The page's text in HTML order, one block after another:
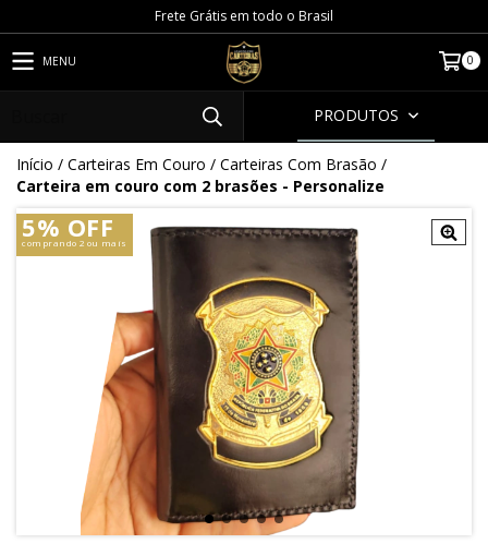
Frete Grátis em todo o Brasil
MENU 0
PRODUTOS
Início / Carteiras Em Couro / Carteiras Com Brasão /
Carteira em couro com 2 brasões - Personalize
5% OFF
comprando 2 ou mais